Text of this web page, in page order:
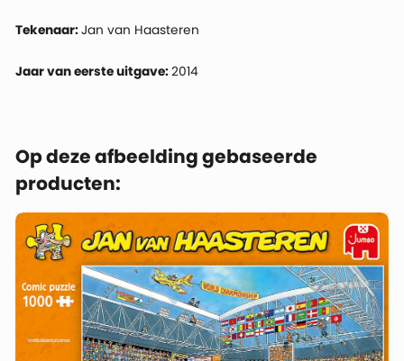
Tekenaar:Jan van Haasteren
Jaar van eerste uitgave:2014
Op deze afbeelding gebaseerde
producten: